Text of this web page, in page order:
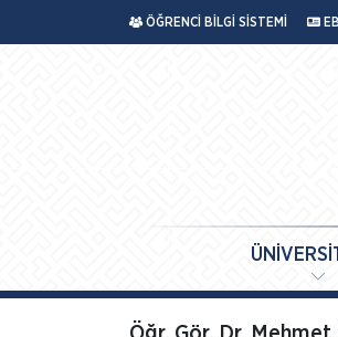
ÖĞRENCİ BİLGİ SİSTEMİ